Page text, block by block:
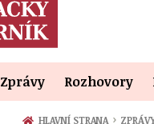
Zprávy Rozhovory
HLAVNÍ STRANA ›